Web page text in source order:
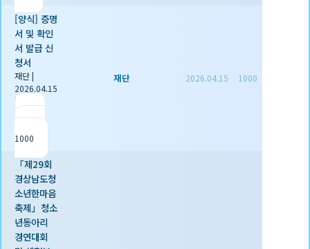
[양식] 증명
서 및 확인
서 발급 신
청서
재단|
2026.04.15
|
1000
재단 2026.04.15 1000
「제29회
경상남도청
소년한마음
축제」청소
년동아리
경연대회